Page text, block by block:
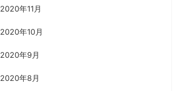
2020年11月
2020年10月
2020年9月
2020年8月